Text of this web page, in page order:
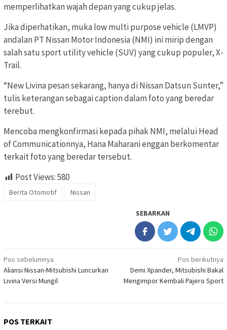
memperlihatkan wajah depan yang cukup jelas.
Jika diperhatikan, muka low multi purpose vehicle (LMVP)
andalan PT Nissan Motor Indonesia (NMI) ini mirip dengan
salah satu sport utility vehicle (SUV) yang cukup populer, X-
Trail.
“New Livina pesan sekarang, hanya di Nissan Datsun Sunter,”
tulis keterangan sebagai caption dalam foto yang beredar
terebut.
Mencoba mengkonfirmasi kepada pihak NMI, melalui Head
of Communicationnya, Hana Maharani enggan berkomentar
terkait foto yang beredar tersebut.
Post Views:580
Berita Otomotif Nissan
SEBARKAN
Navigasi
pos
Pos sebelumnya
Aliansi Nissan-Mitsubishi Luncurkan
Livina Versi Mungil
Pos berikutnya
Demi Xpander, Mitsubishi Bakal
Mengimpor Kembali Pajero Sport
POS TERKAIT